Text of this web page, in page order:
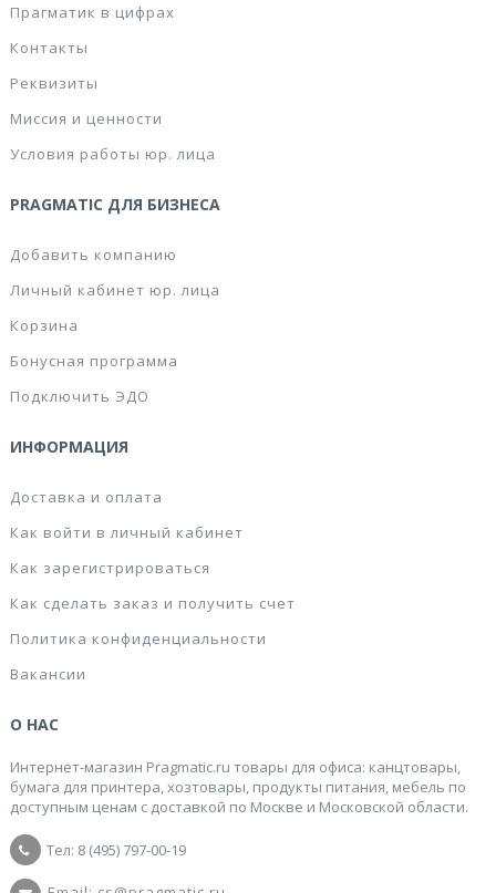
Прагматик в цифрах
Контакты
Реквизиты
Миссия и ценности
Условия работы юр. лица
PRAGMATIC ДЛЯ БИЗНЕСА
Добавить компанию
Личный кабинет юр. лица
Корзина
Бонусная программа
Подключить ЭДО
ИНФОРМАЦИЯ
Доставка и оплата
Как войти в личный кабинет
Как зарегистрироваться
Как сделать заказ и получить счет
Политика конфиденциальности
Вакансии
О НАС
Интернет-магазин Pragmatic.ru товары для офиса: канцтовары,
бумага для принтера, хозтовары, продукты питания, мебель по
доступным ценам с доставкой по Москве и Московской области.
Тел: 8 (495) 797-00-19